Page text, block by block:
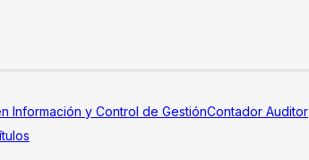
Información y Control de GestiónContador Auditor